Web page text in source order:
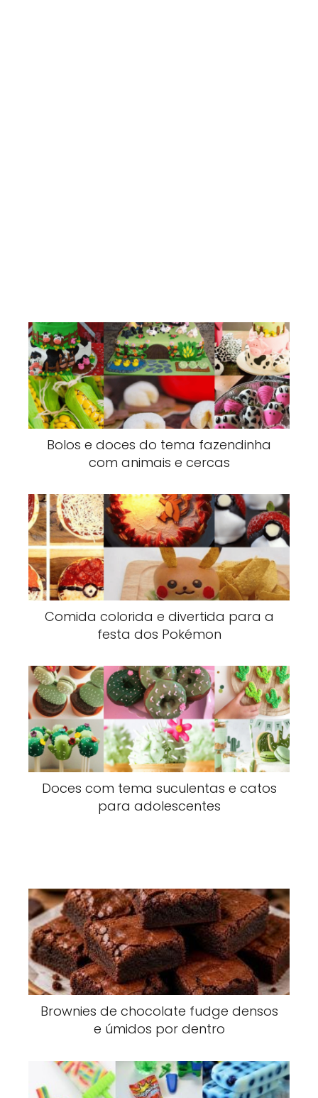
Bolos e doces do tema fazendinha
com animais e cercas
Comida colorida e divertida para a
festa dos Pokémon
Doces com tema suculentas e catos
para adolescentes
Brownies de chocolate fudge densos
e úmidos por dentro